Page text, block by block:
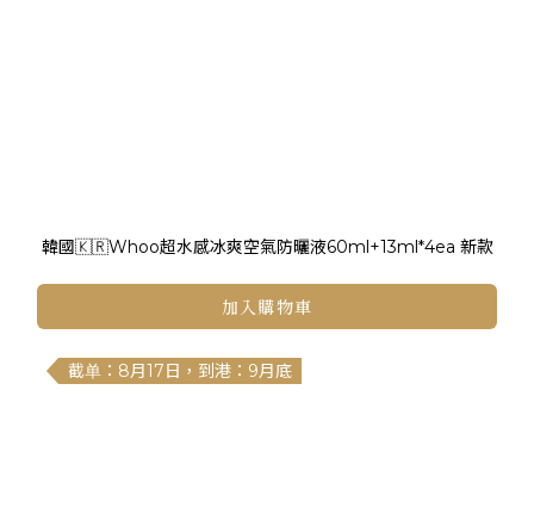
韓國🇰🇷Whoo超水感冰爽空氣防曬液60ml+13ml*4ea 新款
加入購物車
截单：8月17日，到港：9月底